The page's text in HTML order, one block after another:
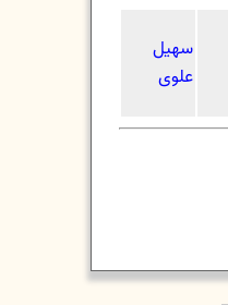
سهیل
علوی